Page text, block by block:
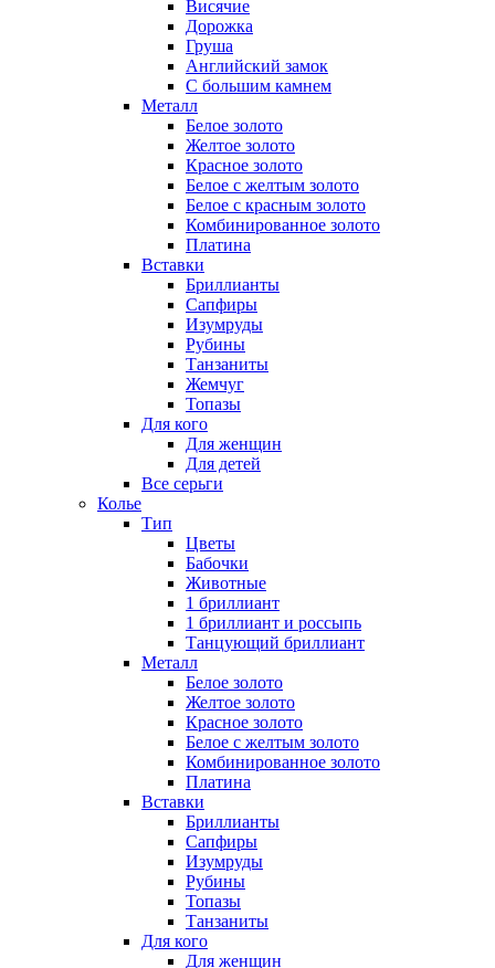
Висячие
Дорожка
Груша
Английский замок
С большим камнем
Металл
Белое золото
Желтое золото
Красное золото
Белое с желтым золото
Белое с красным золото
Комбинированное золото
Платина
Вставки
Бриллианты
Сапфиры
Изумруды
Рубины
Танзаниты
Жемчуг
Топазы
Для кого
Для женщин
Для детей
Все серьги
Колье
Тип
Цветы
Бабочки
Животные
1 бриллиант
1 бриллиант и россыпь
Танцующий бриллиант
Металл
Белое золото
Желтое золото
Красное золото
Белое с желтым золото
Комбинированное золото
Платина
Вставки
Бриллианты
Сапфиры
Изумруды
Рубины
Топазы
Танзаниты
Для кого
Для женщин